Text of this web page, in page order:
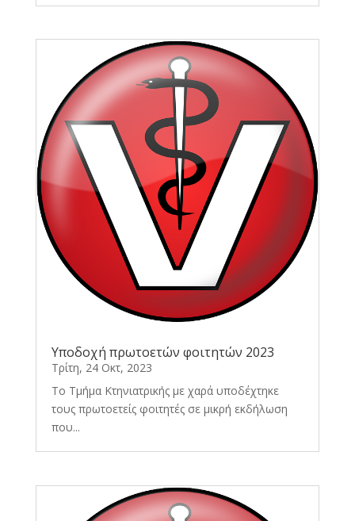
Υποδοχή πρωτοετών φοιτητών 2023
Τρίτη, 24 Οκτ, 2023
Το Τμήμα Κτηνιατρικής με χαρά υποδέχτηκε
τους πρωτοετείς φοιτητές σε μικρή εκδήλωση
που...